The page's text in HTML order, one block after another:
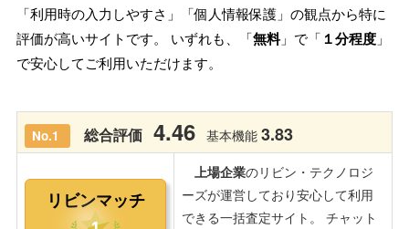
「利用時の入力しやすさ」「個人情報保護」の観点から特に
評価が高いサイトです。 いずれも、「無料」で「 １分程度 」
で安心してご利用いただけます。